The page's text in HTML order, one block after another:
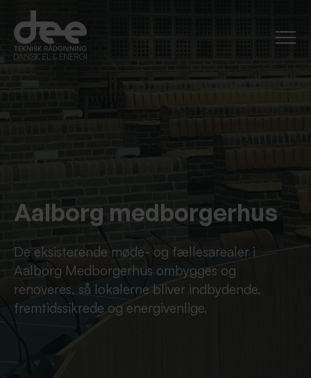
Aalborg medborgerhus
De eksisterende møde- og fællesarealer i
Aalborg Medborgerhus ombygges og
renoveres, så lokalerne bliver indbydende,
fremtidssikrede og energivenlige.